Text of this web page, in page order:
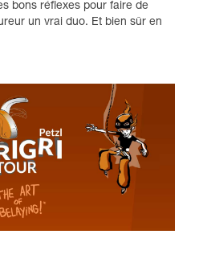
bons réflexes pour faire de
un vrai duo. Et bien sûr en